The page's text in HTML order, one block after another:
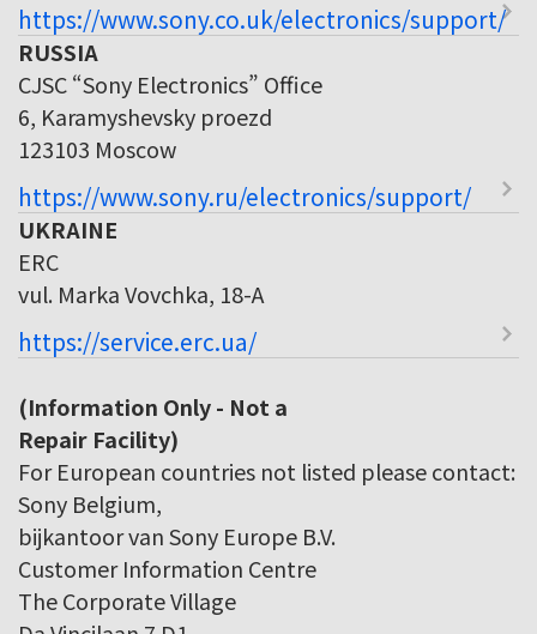
https://www.sony.co.uk/electronics/support/
RUSSIA
CJSC “Sony Electronics” Office
6, Karamyshevsky proezd
123103 Moscow
https://www.sony.ru/electronics/support/
UKRAINE
ERC
vul. Marka Vovchka, 18-A
https://service.erc.ua/
(Information Only - Not a
Repair Facility)
For European countries not listed please contact:
Sony Belgium,
bijkantoor van Sony Europe B.V.
Customer Information Centre
The Corporate Village